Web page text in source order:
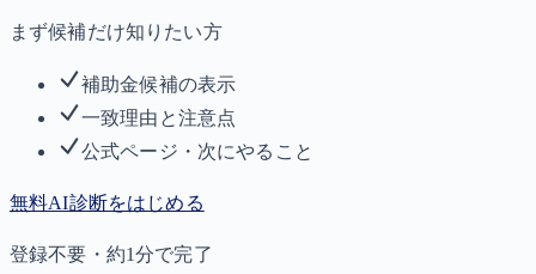
まず候補だけ知りたい方
補助金候補の表示
一致理由と注意点
公式ページ・次にやること
無料AI診断をはじめる
登録不要・約1分で完了